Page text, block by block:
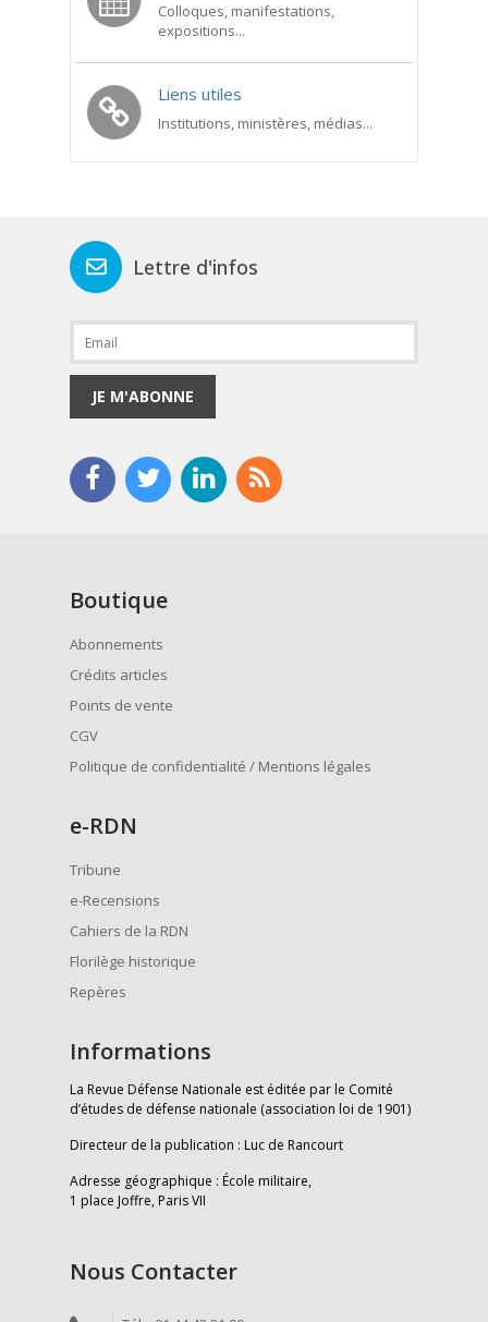
Colloques, manifestations,
expositions...
Liens utiles
Institutions, ministères, médias...
Lettre d'infos
JE M'ABONNE
Boutique
Abonnements
Crédits articles
Points de vente
CGV
Politique de confidentialité / Mentions légales
e-RDN
Tribune
e-Recensions
Cahiers de la RDN
Florilège historique
Repères
Informations
La Revue Défense Nationale est éditée par le Comité
d’études de défense nationale (association loi de 1901)
Directeur de la publication : Luc de Rancourt
Adresse géographique : École militaire,
1 place Joffre, Paris VII
Nous Contacter